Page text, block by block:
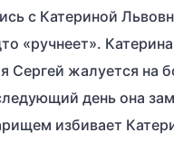
с Катериной
«ручнеет».
Сергей жалуется на
день она
избивает